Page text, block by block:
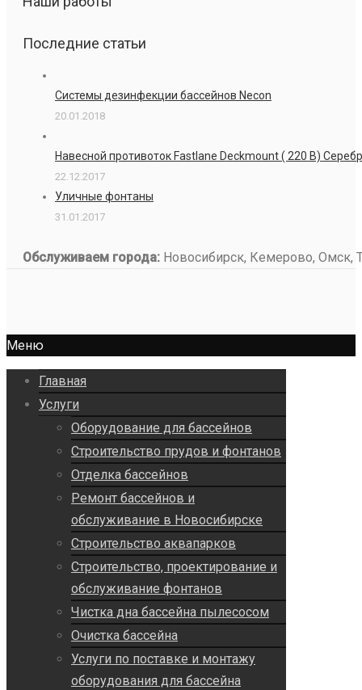
Последние статьи
Системы дезинфекции бассейнов Necon
20.01.2018
Навесной противоток Fastlane Deckmount ( 220 В)
22.12.2017
Уличные фонтаны
31.01.2017
Обслуживаем города: Новосибирск, Кемерово, Омск,
Меню
Главная
Услуги
Оборудование для бассейнов
Строительство прудов и фонтанов
Отделка бассейнов
Ремонт бассейнов и
обслуживание в Новосибирске
Строительство аквапарков
Строительство, проектирование и
обслуживание фонтанов
Чистка дна бассейна пылесосом
Очистка бассейна
Услуги по поставке и монтажу
оборудования для бассейна